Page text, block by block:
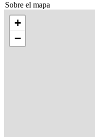
Sobre el mapa
+
−